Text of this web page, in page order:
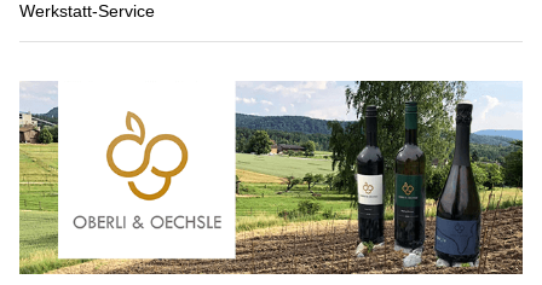
Werkstatt-Service